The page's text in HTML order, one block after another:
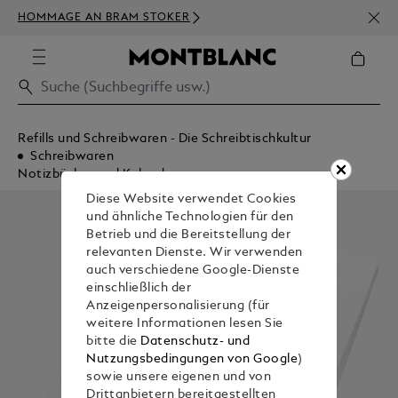
HOMMAGE AN BRAM STOKER
Refills und Schreibwaren - Die Schreibtischkultur
Schreibwaren
Notizbücher und Kalender
Diese Website verwendet Cookies
und ähnliche Technologien für den
Betrieb und die Bereitstellung der
relevanten Dienste. Wir verwenden
auch verschiedene Google-Dienste
einschließlich der
Anzeigenpersonalisierung (für
weitere Informationen lesen Sie
bitte die Datenschutz- und
Nutzungsbedingungen von Google)
sowie unsere eigenen und von
Drittanbietern bereitgestellten